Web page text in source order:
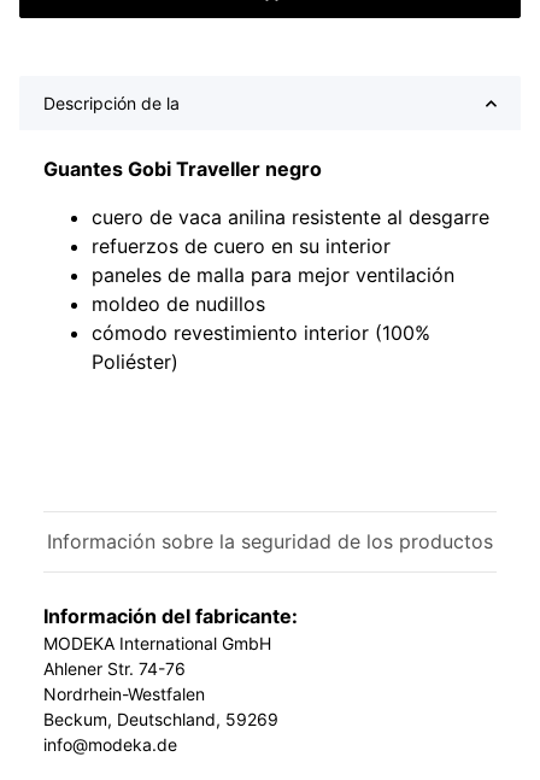
Descripción de la
Guantes Gobi Traveller negro
cuero de vaca anilina resistente al desgarre
refuerzos de cuero en su interior
paneles de malla para mejor ventilación
moldeo de nudillos
cómodo revestimiento interior (100%
Poliéster)
Información sobre la seguridad de los productos
Información del fabricante:
MODEKA International GmbH
Ahlener Str. 74-76
Nordrhein-Westfalen
Beckum, Deutschland, 59269
info@modeka.de